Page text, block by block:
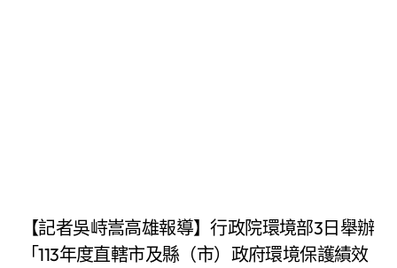
【記者吳峙嵩高雄報導】行政院環境部3日舉辦
「113年度直轄市及縣（市）政府環境保護績效